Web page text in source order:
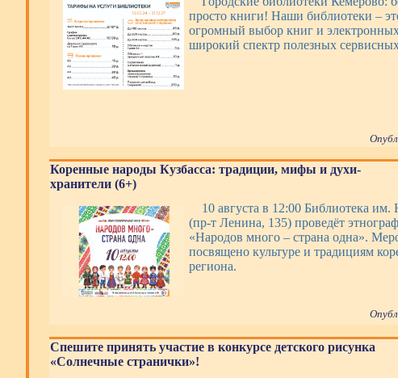
просто книги! Наши библиотеки –
огромный выбор книг и
широкий спектр полезных
Коренные народы Кузбасса: традиции, мифы и духи-
хранители (6+)
10 августа в 12:00 Библиотека им.
(пр-т Ленина, 135) проведёт
«Народов много – страна одна».
посвящено культуре и традициям
региона.
Спешите принять участие в конкурсе детского рисунка
«Солнечные странички»!